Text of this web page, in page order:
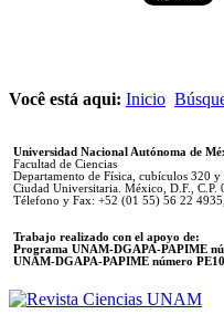
Você está aqui: Inicio
Universidad Nacional Autónoma de
Facultad de Ciencias
Departamento de Física, cubículos 320 y
Ciudad Universitaria. México, D.F., C.P.
Télefono y Fax: +52 (01 55) 56 22
Trabajo realizado con el apoyo de:
Programa UNAM-DGAPA-PAPIME
UNAM-DGAPA-PAPIME número